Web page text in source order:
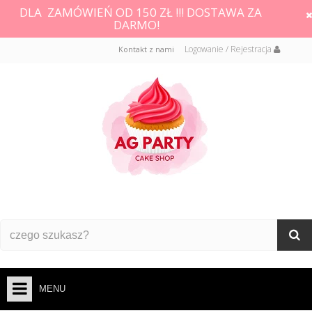
DLA ZAMÓWIEŃ OD 150 ZŁ !!! DOSTAWA ZA
DARMO!
Logowanie / Rejestracja
Kontakt z nami
MENU